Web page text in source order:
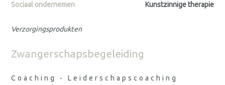
Sociaal ondernemen Kunstzinnige therapie
Verzorgingsprodukten
Zwangerschapsbegeleiding
Coaching - Leiderschapscoaching